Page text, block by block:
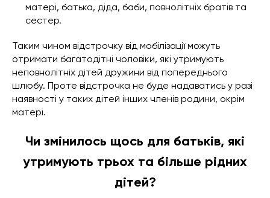
матері, батька, діда, баби, повнолітніх братів та
сестер.
Таким чином відстрочку від мобілізації можуть
отримати багатодітні чоловіки, які утримують
неповнолітніх дітей дружини від попереднього
шлюбу. Проте відстрочка не буде надаватись у разі
наявності у таких дітей інших членів родини, окрім
матері.
Чи змінилось щось для батьків, які
утримують трьох та більше рідних
дітей?